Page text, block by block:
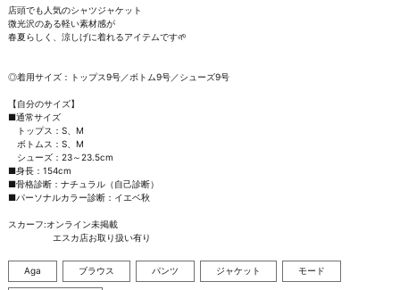
店頭でも人気のシャツジャケット
微光沢のある軽い素材感が
春夏らしく、涼しげに着れるアイテムです🌱
◎着用サイズ：トップス9号／ボトム9号／シューズ9号
【自分のサイズ】
■通常サイズ
トップス：S、M
ボトムス：S、M
シューズ：23～23.5cm
■身長：154cm
■骨格診断：ナチュラル（自己診断）
■パーソナルカラー診断：イエベ秋
スカーフ:オンライン未掲載
エスカ店お取り扱い有り
Aga ブラウス パンツ ジャケット モード